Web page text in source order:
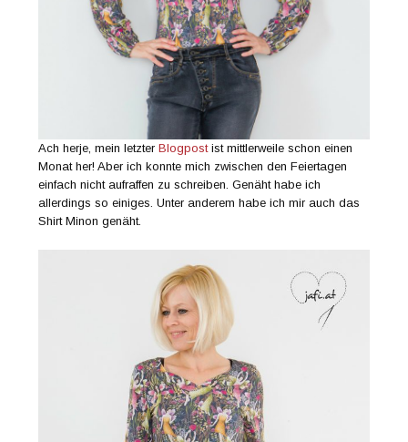
Ach herje, mein letzterBlogpostist mittlerweile schon einen
Monat her! Aber ich konnte mich zwischen den Feiertagen
einfach nicht aufraffen zu schreiben. Genäht habe ich
allerdings so einiges. Unter anderem habe ich mir auch das
Shirt Minon genäht.